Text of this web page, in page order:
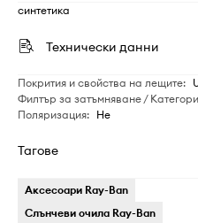
синтетика
Технически данни
Покрития и свойства на лещите:
Филтър за затъмняване /
Поляризация: Не
Тагове
Аксесоари Ray-Ban
Слънчеви очила Ray-Ban